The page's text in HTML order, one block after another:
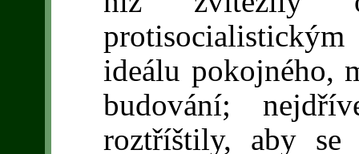
ideálu pokojného,
budování;
roztříštily, aby